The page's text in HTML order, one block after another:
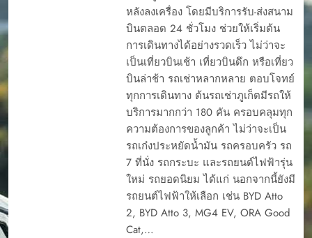
หลังลงเครื่อง โดยมีบริการรับ-ส่งสนาม
บินตลอด 24 ชั่วโมง ช่วยให้เริ่มต้น
การเดินทางได้อย่างรวดเร็ว ไม่ว่าจะ
เป็นเที่ยวบินเช้า เที่ยวบินดึก หรือเที่ยว
บินล่าช้า รถเช่าหลากหลาย ตอบโจทย์
ทุกการเดินทาง ต้นรถเช่าภูเก็ตมีรถให้
บริการมากกว่า 180 คัน ครอบคลุมทุก
ความต้องการของลูกค้า ไม่ว่าจะเป็น
รถเก๋งประหยัดน้ำมัน รถครอบครัว รถ
7 ที่นั่ง รถกระบะ และรถยนต์ไฟฟ้ารุ่น
ใหม่ รถยอดนิยม ได้แก่ นอกจากนี้ยังมี
รถยนต์ไฟฟ้าให้เลือก เช่น BYD Atto
2, BYD Atto 3, MG4 EV, ORA Good
Cat,…